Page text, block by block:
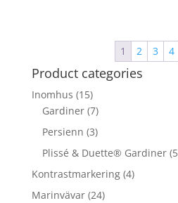
1 2 3 4
Product categories
Inomhus (15)
Gardiner (7)
Persienn (3)
Plissé & Duette® Gardiner
Kontrastmarkering (4)
Marinvävar (24)